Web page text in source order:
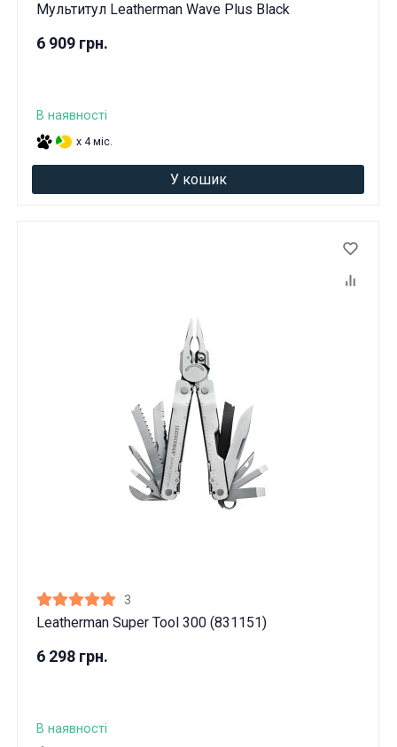
Мультитул Leatherman Wave Plus Black
6 909 грн.
В наявності
x 4 міс.
У кошик
3
Leatherman Super Tool 300 (831151)
6 298 грн.
В наявності